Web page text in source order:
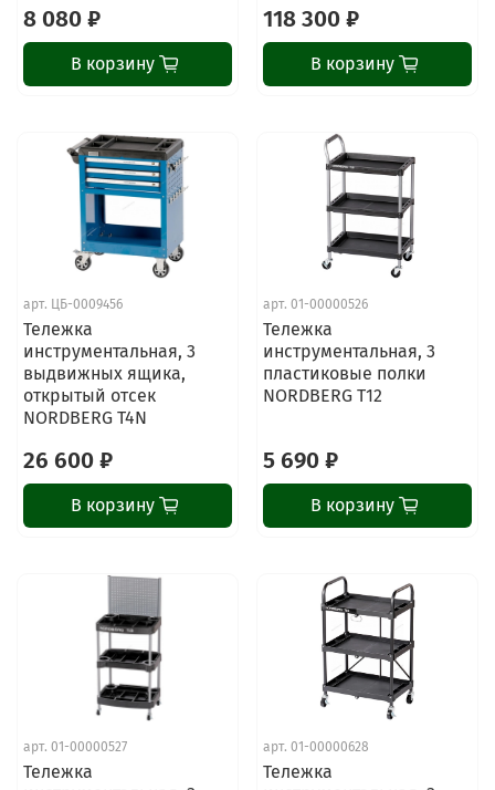
8 080 ₽
В корзину
118 300 ₽
В корзину
арт. ЦБ-0009456
Тележка
инструментальная, 3
выдвижных ящика,
открытый отсек
NORDBERG T4N
26 600 ₽
В корзину
арт. 01-00000526
Тележка
инструментальная, 3
пластиковые полки
NORDBERG T12
5 690 ₽
В корзину
арт. 01-00000527
Тележка
арт. 01-00000628
Тележка